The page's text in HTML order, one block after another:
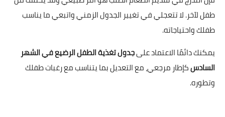
طفل لآخر. لا تتعجلي في تغيير الجدول الزمني واتبعي ما يناسب
طفلك واحتياجاته.
يمكنك دائمًا الاعتماد علىجدول تغذية الطفل الرضيع في الشهر
السادسكإطار مرجعي، مع التعديل بما يتناسب مع رغبات طفلك
وتطوره.